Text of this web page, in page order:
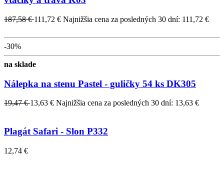
187,58 €111,72 € Najnižšia cena za posledných 30 dní: 111,72 €
-30%
na sklade
Nálepka na stenu Pastel - guličky 54 ks DK305
19,47 €13,63 € Najnižšia cena za posledných 30 dní: 13,63 €
Plagát Safari - Slon P332
12,74 €